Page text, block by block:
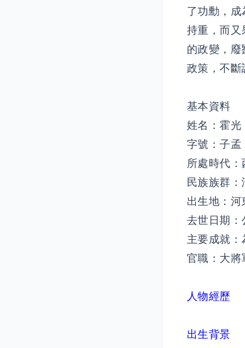
了功勳，
持重，而又
的政變，
政策，不斷
基本資料
姓名：霍光
字號：子孟
所處時代：
民族族群：
出生地：河
去世日期：
主要成就
官職：大將
人物經歷
出生背景